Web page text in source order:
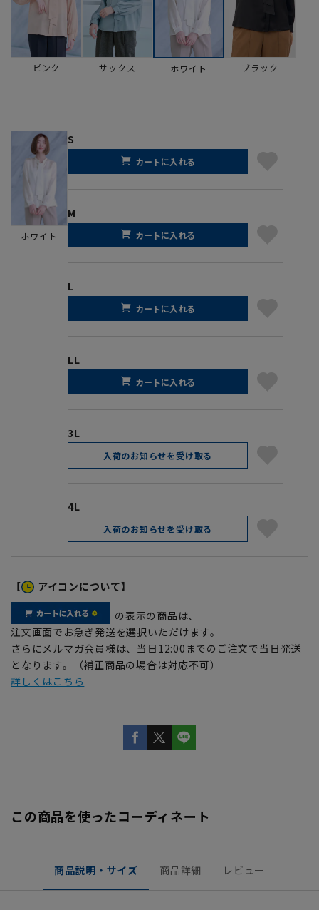
ピンク サックス ホワイト ブラック
ホワイト
S
カートに入れる
M
カートに入れる
L
カートに入れる
LL
カートに入れる
3L
入荷のお知らせを受け取る
4L
入荷のお知らせを受け取る
【 アイコンについて】
の表示の商品は、
注文画面でお急ぎ発送を選択いただけます。
さらにメルマガ会員様は、当日12:00までのご注文で当日発送
となります。（補正商品の場合は対応不可）
詳しくはこちら
この商品を使ったコーディネート
商品説明・サイズ 商品詳細 レビュー